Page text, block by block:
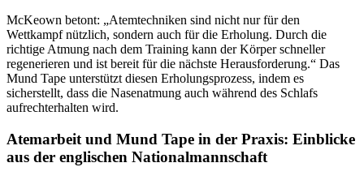
McKeown betont: „Atemtechniken sind nicht nur für den
Wettkampf nützlich, sondern auch für die Erholung. Durch die
richtige Atmung nach dem Training kann der Körper schneller
regenerieren und ist bereit für die nächste Herausforderung.“ Das
Mund Tape unterstützt diesen Erholungsprozess, indem es
sicherstellt, dass die Nasenatmung auch während des Schlafs
aufrechterhalten wird.
Atemarbeit und Mund Tape in der Praxis: Einblicke
aus der englischen Nationalmannschaft